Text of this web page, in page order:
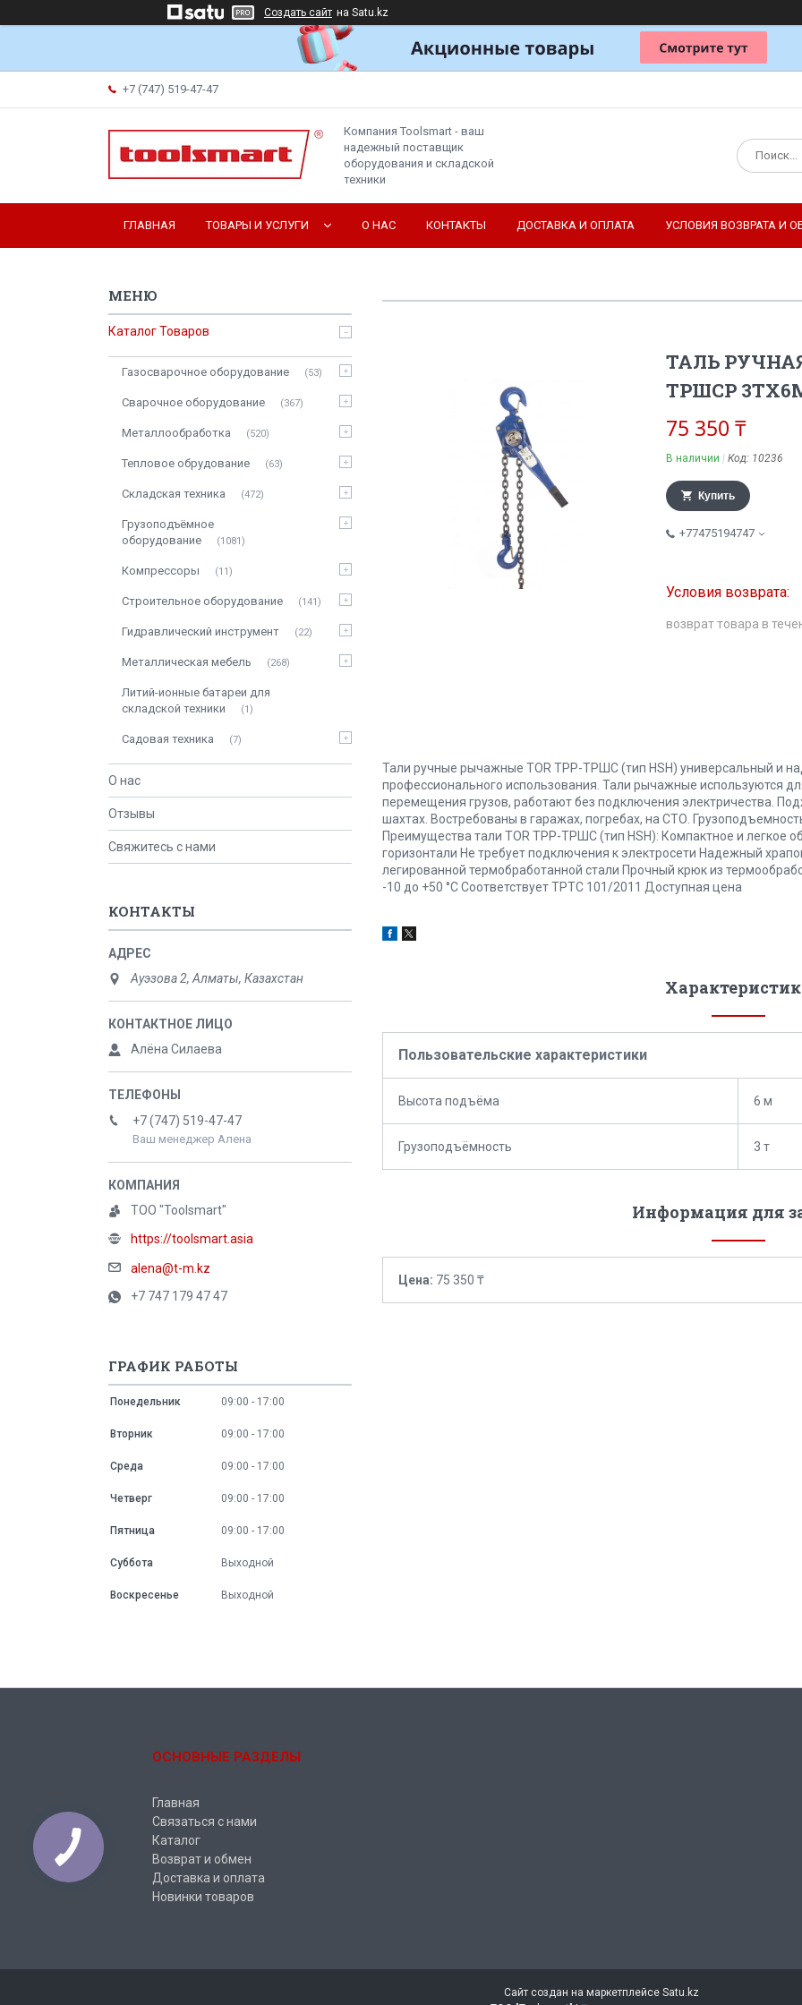
Создать сайт на Satu.kz
+7 (747) 519-47-47
Компания Toolsmart - ваш
надежный поставщик
оборудования и складской
техники
ГЛАВНАЯ ТОВАРЫ И УСЛУГИ О НАС КОНТАКТЫ ДОСТАВКА И ОПЛАТА УСЛОВИЯ ВОЗВРАТА И
ТАЛЬ
ТРШСР
75 350 ₸
В наличии Код: 10236
Купить
+77475194747
возврат товара в
Тали ручные рычажные TOR ТРР-ТРШС (тип HSH) универсальный и
профессионального использования. Тали рычажные используются
перемещения грузов, работают без подключения электричества.
шахтах. Востребованы в гаражах, погребах, на СТО.
Преимущества тали TOR ТРР-ТРШС (тип HSH): Компактное и легкое
горизонтали Не требует подключения к электросети Надежный
легированной термобработанной стали Прочный крюк из
-10 до +50 °C Соответствует ТРТС 101/2011 Доступная цена
Пользовательские характеристики
Высота подъёма 6 м
Грузоподъёмность 3 т
Информация для
Цена: 75 350 ₸
Каталог Товаров
Газосварочное оборудование 53
Сварочное оборудование 367
Металлообработка 520
Тепловое обрудование 63
Складская техника 472
Грузоподъёмное
оборудование
1081
Компрессоры 11
Строительное оборудование 141
Гидравлический инструмент 22
Металлическая мебель 268
Литий-ионные батареи для
складской техники
1
Садовая техника 7
О нас
Отзывы
Свяжитесь с нами
КОНТАКТЫ
Ауэзова 2, Алматы, Казахстан
Алёна Силаева
+7 (747) 519-47-47
Ваш менеджер Алена
ТОО "Toolsmart"
https://toolsmart.asia
alena@t-m.kz
+7 747 179 47 47
ГРАФИК РАБОТЫ
Понедельник 09:00 17:00
Вторник 09:00 17:00
Среда 09:00 17:00
Четверг 09:00 17:00
Пятница 09:00 17:00
Суббота Выходной
Воскресенье Выходной
ОСНОВНЫЕ РАЗДЕЛЫ
Главная
Связаться с нами
Каталог
Возврат и обмен
Доставка и оплата
Новинки товаров
Сайт создан на маркетплейсе Satu.kz